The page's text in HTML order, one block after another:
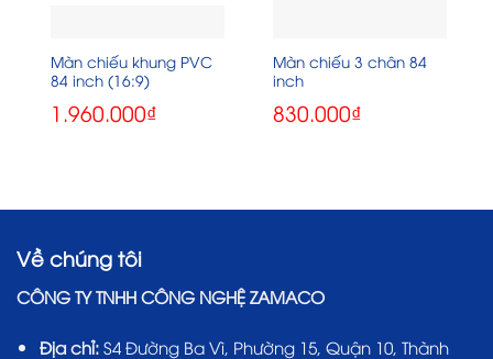
Màn chiếu khung PVC
84 inch (16:9)
1.960.000₫
Màn chiếu 3 chân 84
inch
830.000₫
Về chúng tôi
CÔNG TY TNHH CÔNG NGHỆ ZAMACO
Địa chỉ: S4 Đường Ba Vì, Phường 15, Quận 10, Thành